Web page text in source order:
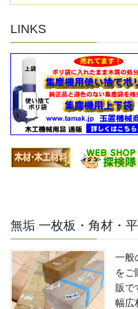
LINKS
無垢 一枚板・角材・
一般
をご
販で
幅広